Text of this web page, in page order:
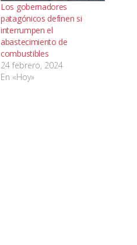
Los gobernadores
patagónicos definen si
interrumpen el
abastecimiento de
combustibles
24 febrero, 2024
En «Hoy»